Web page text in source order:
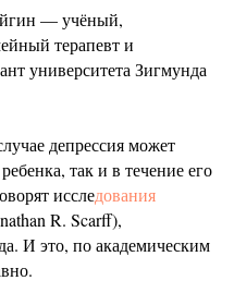
— учёный,
терапевт и
университета Зигмунда
депрессия может
так и в течение его
исследования
R. Scarff),
И это, по академическим